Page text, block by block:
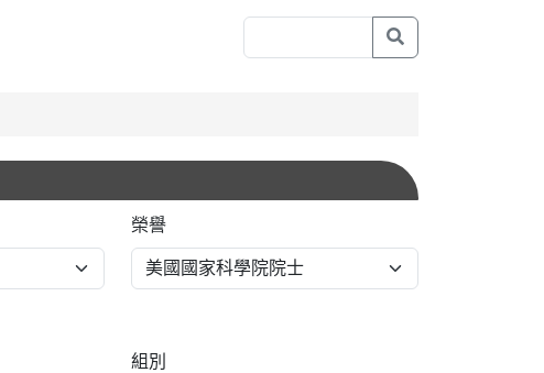
榮譽
組別